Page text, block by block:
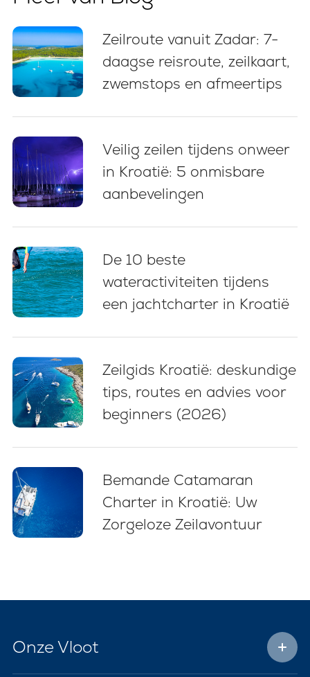
Zeilroute vanuit Zadar: 7-
daagse reisroute, zeilkaart,
zwemstops en afmeertips
Veilig zeilen tijdens onweer
in Kroatië: 5 onmisbare
aanbevelingen
De 10 beste
wateractiviteiten tijdens
een jachtcharter in Kroatië
Zeilgids Kroatië: deskundige
tips, routes en advies voor
beginners (2026)
Bemande Catamaran
Charter in Kroatië: Uw
Zorgeloze Zeilavontuur
Onze Vloot